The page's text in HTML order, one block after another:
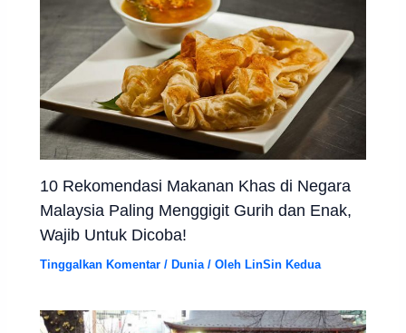
10 Rekomendasi Makanan Khas di Negara
Malaysia Paling Menggigit Gurih dan Enak,
Wajib Untuk Dicoba!
Tinggalkan Komentar / Dunia/ Oleh LinSin Kedua